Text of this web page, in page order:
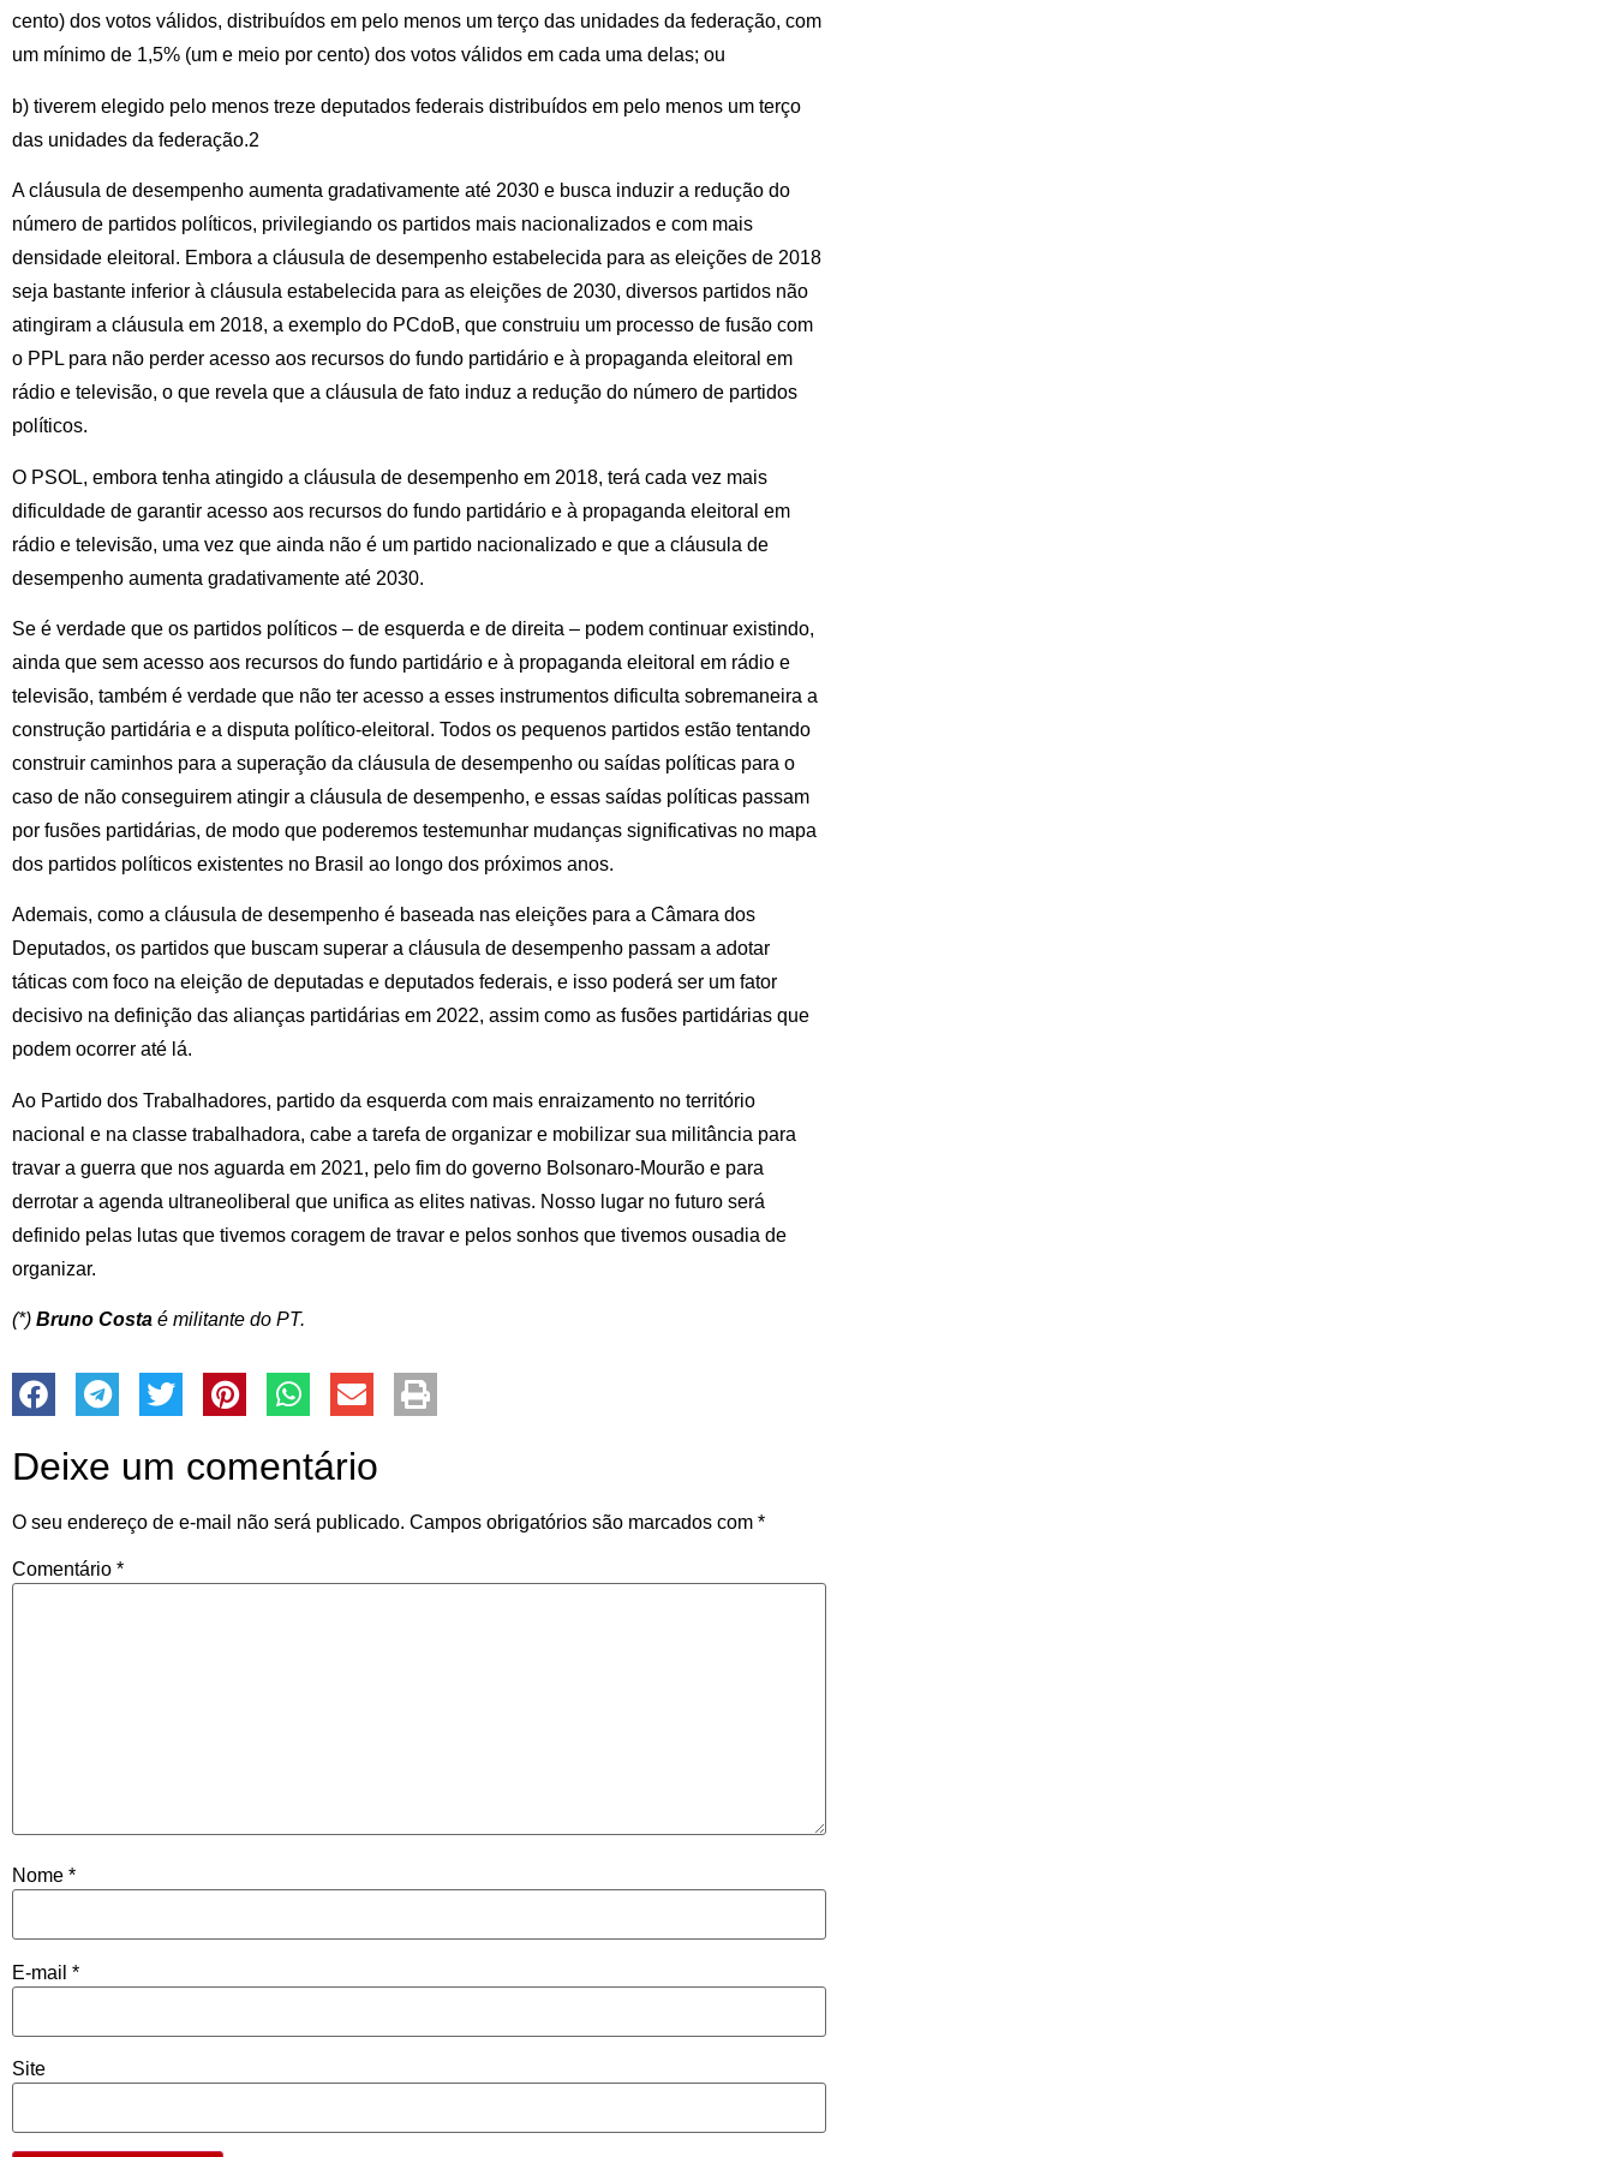
cento) dos votos válidos, distribuídos em pelo menos um terço das unidades da federação, com
um mínimo de 1,5% (um e meio por cento) dos votos válidos em cada uma delas; ou
b) tiverem elegido pelo menos treze deputados federais distribuídos em pelo menos um terço
das unidades da federação.2
A cláusula de desempenho aumenta gradativamente até 2030 e busca induzir a redução do
número de partidos políticos, privilegiando os partidos mais nacionalizados e com mais
densidade eleitoral. Embora a cláusula de desempenho estabelecida para as eleições de 2018
seja bastante inferior à cláusula estabelecida para as eleições de 2030, diversos partidos não
atingiram a cláusula em 2018, a exemplo do PCdoB, que construiu um processo de fusão com
o PPL para não perder acesso aos recursos do fundo partidário e à propaganda eleitoral em
rádio e televisão, o que revela que a cláusula de fato induz a redução do número de partidos
políticos.
O PSOL, embora tenha atingido a cláusula de desempenho em 2018, terá cada vez mais
dificuldade de garantir acesso aos recursos do fundo partidário e à propaganda eleitoral em
rádio e televisão, uma vez que ainda não é um partido nacionalizado e que a cláusula de
desempenho aumenta gradativamente até 2030.
Se é verdade que os partidos políticos – de esquerda e de direita – podem continuar existindo,
ainda que sem acesso aos recursos do fundo partidário e à propaganda eleitoral em rádio e
televisão, também é verdade que não ter acesso a esses instrumentos dificulta sobremaneira a
construção partidária e a disputa político-eleitoral. Todos os pequenos partidos estão tentando
construir caminhos para a superação da cláusula de desempenho ou saídas políticas para o
caso de não conseguirem atingir a cláusula de desempenho, e essas saídas políticas passam
por fusões partidárias, de modo que poderemos testemunhar mudanças significativas no mapa
dos partidos políticos existentes no Brasil ao longo dos próximos anos.
Ademais, como a cláusula de desempenho é baseada nas eleições para a Câmara dos
Deputados, os partidos que buscam superar a cláusula de desempenho passam a adotar
táticas com foco na eleição de deputadas e deputados federais, e isso poderá ser um fator
decisivo na definição das alianças partidárias em 2022, assim como as fusões partidárias que
podem ocorrer até lá.
Ao Partido dos Trabalhadores, partido da esquerda com mais enraizamento no território
nacional e na classe trabalhadora, cabe a tarefa de organizar e mobilizar sua militância para
travar a guerra que nos aguarda em 2021, pelo fim do governo Bolsonaro-Mourão e para
derrotar a agenda ultraneoliberal que unifica as elites nativas. Nosso lugar no futuro será
definido pelas lutas que tivemos coragem de travar e pelos sonhos que tivemos ousadia de
organizar.
(*) Bruno Costa é militante do PT.
Deixe um comentário
O seu endereço de e-mail não será publicado. Campos obrigatórios são marcados com *
Comentário *
Nome *
E-mail *
Site